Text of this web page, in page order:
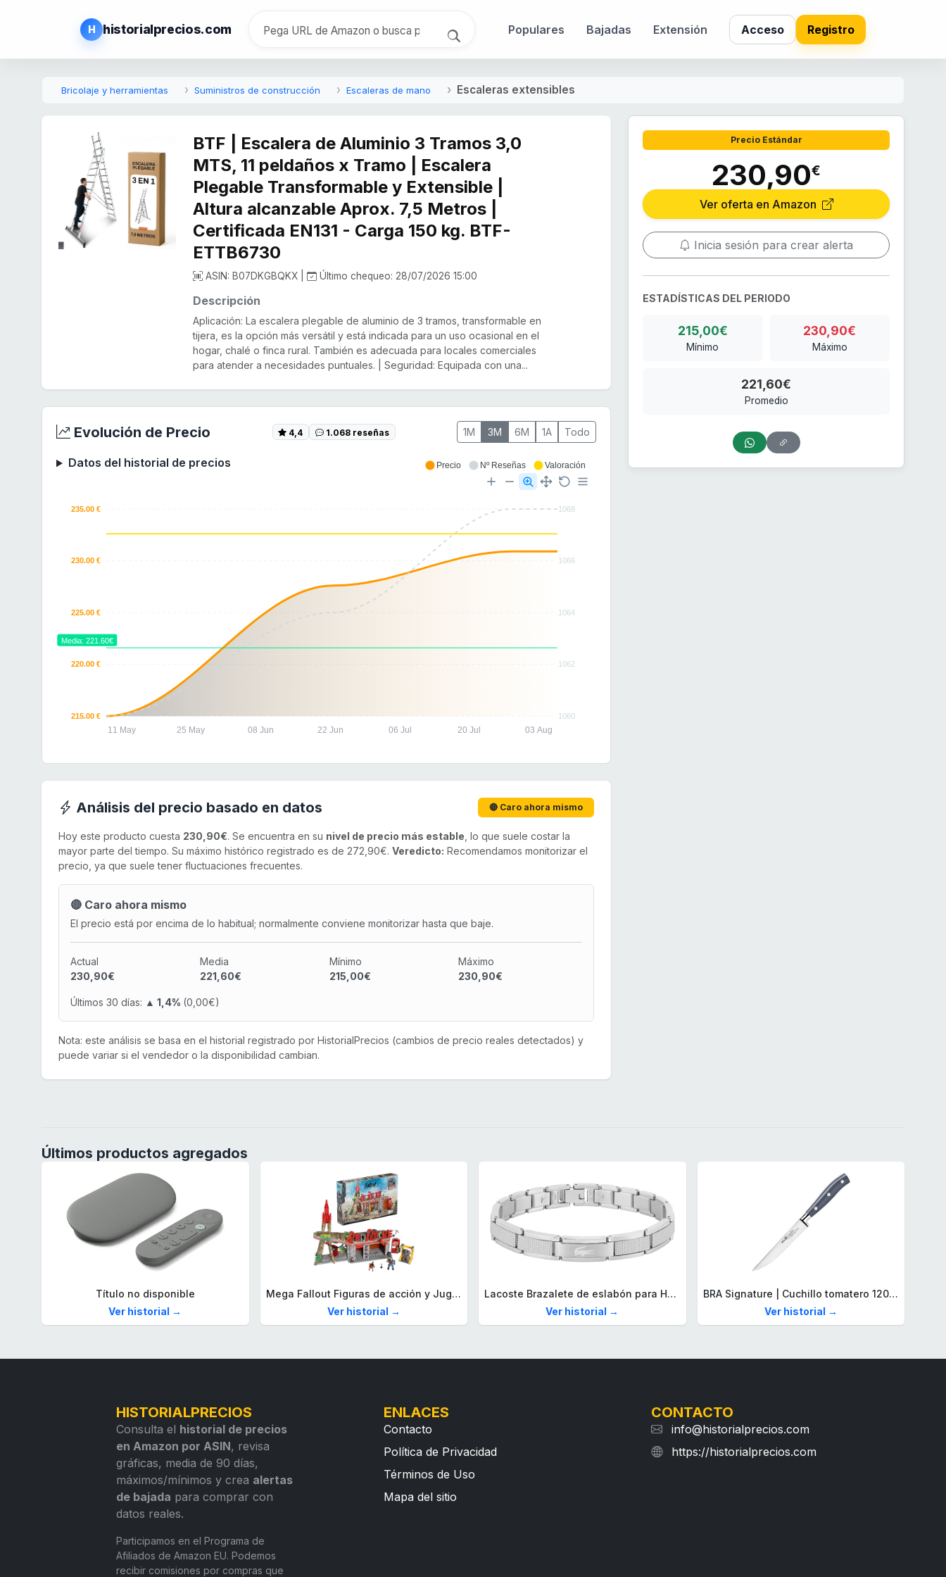
H historialprecios.com Populares Bajadas Extensión Acceso Registro
Bricolaje y herramientas Suministros de construcción Escaleras de mano Escaleras extensibles
BTF | Escalera de Aluminio 3 Tramos 3,0
MTS, 11 peldaños x Tramo | Escalera
Plegable Transformable y Extensible |
Altura alcanzable Aprox. 7,5 Metros |
Certificada EN131 - Carga 150 kg. BTF-
ETTB6730
ASIN: B07DKGBQKX | Último chequeo: 28/07/2026 15:00
Descripción
Aplicación: La escalera plegable de aluminio de 3 tramos, transformable en
tijera, es la opción más versátil y está indicada para un uso ocasional en el
hogar, chalé o finca rural. También es adecuada para locales comerciales
para atender a necesidades puntuales. | Seguridad: Equipada con una...
Evolución de Precio 4,4 1.068 reseñas 1M 3M 6M 1A Todo
Datos del historial de precios
1068
1066
1064
1062
1060
235.00 €
230.00 €
225.00 €
220.00 €
215.00 €
11 May 25 May 08 Jun 22 Jun 06 Jul 20 Jul 03 Aug
Media: 221.60€
Precio Nº Reseñas Valoración
Análisis del precio basado en datos 🔴 Caro ahora mismo
Hoy este producto cuesta 230,90€. Se encuentra en su nivel de precio más estable , lo que suele costar la
mayor parte del tiempo. Su máximo histórico registrado es de 272,90€. Veredicto: Recomendamos monitorizar el
precio, ya que suele tener fluctuaciones frecuentes.
🔴 Caro ahora mismo
El precio está por encima de lo habitual; normalmente conviene monitorizar hasta que baje.
Actual
230,90€
Media
221,60€
Mínimo
215,00€
Máximo
230,90€
Últimos 30 días: ▲ 1,4% (0,00€)
Nota: este análisis se basa en el historial registrado por HistorialPrecios (cambios de precio reales detectados) y
puede variar si el vendedor o la disponibilidad cambian.
Precio Estándar
230,90€
Ver oferta en Amazon
Inicia sesión para crear alerta
ESTADÍSTICAS DEL PERIODO
215,00€
Mínimo
230,90€
Máximo
221,60€
Promedio
Últimos productos agregados
Título no disponible
Ver historial →
Mega Fallout Figuras de acción y Juguetes de construcción, Parada de Camiones Red Rocket con 824 Piezas, 2 Personajes articulados y Accesorios, para coleccionistas, HXT00
Ver historial →
Lacoste Brazalete de eslabón para Hombre Colección STENCIL de Acero inoxidable
Ver historial →
BRA Signature | Cuchillo tomatero 120 mm, Acero Inoxidable alemán forjado con Molibdeno Vanadio, Mango Remachado ABS, Diseño Ergonómico, Hoja 1,6 mm espesor
Ver historial →
HISTORIALPRECIOS
Consulta el historial de precios
en Amazon por ASIN, revisa
gráficas, media de 90 días,
máximos/mínimos y crea alertas
de bajada para comprar con
datos reales.
Participamos en el Programa de
Afiliados de Amazon EU. Podemos
recibir comisiones por compras que
ENLACES
Contacto
Política de Privacidad
Términos de Uso
Mapa del sitio
CONTACTO
info@historialprecios.com
https://historialprecios.com